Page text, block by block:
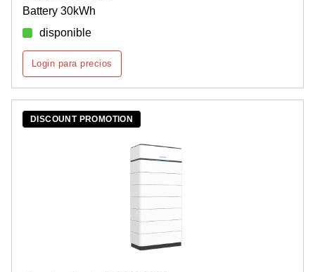
Battery 30kWh
disponible
Login para precios
DISCOUNT PROMOTION